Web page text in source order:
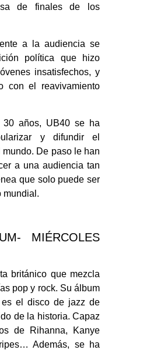
de finales de los
a la audiencia se
política que hizo
insatisfechos, y
con el reavivamiento
30 años, UB40 se ha
y difundir el
De paso le han
a una audiencia tan
que solo puede ser
mundial.
MIÉRCOLES
británico que mezcla
pop y rock. Su álbum
es el disco de jazz de
de la historia. Capaz
de Rihanna, Kanye
Además, se ha